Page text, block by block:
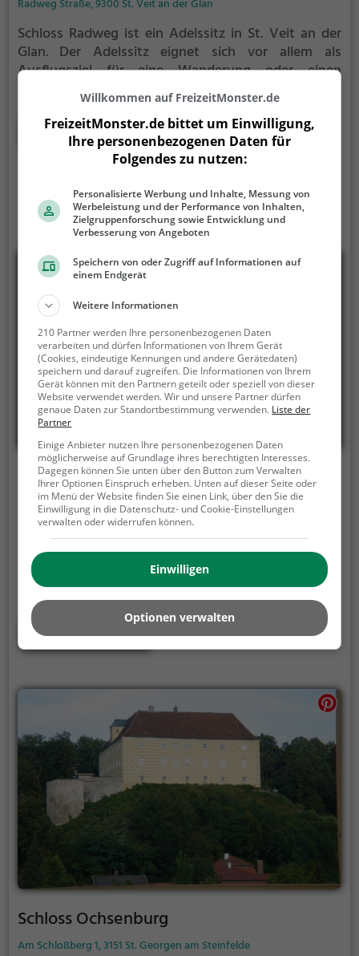
Radweg Straße, 9300 St. Veit an der Glan
Schloss Radweg ist ein Adelssitz in St. Veit an der
Glan. Der Adelssitz eignet sich vor allem als
Ausflugsziel für eine Wanderung oder einen
Spaziergang. Besonders beliebt ist er bei Familien,
Naturfreunden und Geschichtsfans. Der Adelssitz
offenbart historische Aspekte aus längst
vergangenen Zeiten und bietet einen kleinen
Einblick in die Geschichte.
Mehr erfahren
Schloss Dornhof
In der Nähe von St. Veit an der Glan, 9300 St. Veit an der Glan
Schloss Dornhof ist ein Adelssitz in St. Veit an der
Glan. Der Adelssitz eignet sich vor allem als
Ausflugsziel für eine Wanderung oder einen
Spaziergang. Besonders beliebt ist er bei Familien,
Naturfreunden und Geschichtsfans. Der Adelssitz
offenbart historische Aspekte aus längst
vergangenen Zeiten und bietet einen kleinen
Mehr erfahren
Schloss Ochsenburg
Am Schloßberg 1, 3151 St. Georgen am Steinfelde
Willkommen auf FreizeitMonster.de
FreizeitMonster.de bittet um Einwilligung,
Ihre personenbezogenen Daten für
Folgendes zu nutzen:
Personalisierte Werbung und Inhalte, Messung von
Werbeleistung und der Performance von Inhalten,
Zielgruppenforschung sowie Entwicklung und
Verbesserung von Angeboten
Speichern von oder Zugriff auf Informationen auf
einem Endgerät
Weitere Informationen
210 Partner werden Ihre personenbezogenen Daten
verarbeiten und dürfen Informationen von Ihrem Gerät
(Cookies, eindeutige Kennungen und andere Gerätedaten)
speichern und darauf zugreifen. Die Informationen von Ihrem
Gerät können mit den Partnern geteilt oder speziell von dieser
Website verwendet werden. Wir und unsere Partner dürfen
genaue Daten zur Standortbestimmung verwenden. Liste der
Partner
Einige Anbieter nutzen Ihre personenbezogenen Daten
möglicherweise auf Grundlage ihres berechtigten Interesses.
Dagegen können Sie unten über den Button zum Verwalten
Ihrer Optionen Einspruch erheben. Unten auf dieser Seite oder
im Menü der Website finden Sie einen Link, über den Sie die
Einwilligung in die Datenschutz- und Cookie-Einstellungen
verwalten oder widerrufen können.
Einwilligen
Optionen verwalten